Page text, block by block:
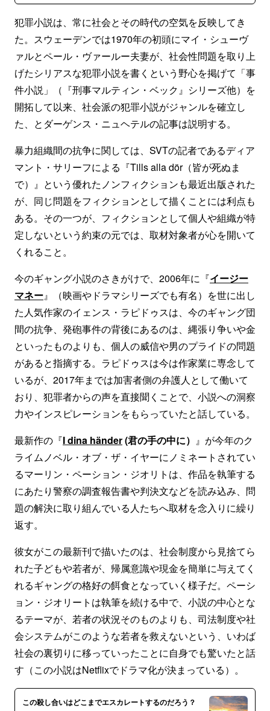
犯罪小説は、常に社会とその時代の空気を反映してき
た。スウェーデンでは1970年の初頭にマイ・シューヴ
ァルとペール・ヴァールー夫妻が、社会性問題を取り上
げたシリアスな犯罪小説を書くという野心を掲げて「事
件小説」（『刑事マルティン・ベック』シリーズ他）を
開拓して以来、社会派の犯罪小説がジャンルを確立し
た、とダーゲンス・ニュヘテルの記事は説明する。
暴力組織間の抗争に関しては、SVTの記者であるディア
マント・サリーフによる『Tills alla dör（皆が死ぬま
で）』という優れたノンフィクションも最近出版された
が、同じ問題をフィクションとして描くことには利点も
ある。その一つが、フィクションとして個人や組織が特
定しないという約束の元では、取材対象者が心を開いて
くれること。
今のギャング小説のさきがけで、2006年に『イージー
マネー』（映画やドラマシリーズでも有名）を世に出し
た人気作家のイェンス・ラピドゥスは、今のギャング団
間の抗争、発砲事件の背後にあるのは、縄張り争いや金
といったものよりも、個人の威信や男のプライドの問題
があると指摘する。ラピドゥスは今は作家業に専念して
いるが、2017年までは加害者側の弁護人として働いて
おり、犯罪者からの声を直接聞くことで、小説への洞察
力やインスピレーションをもらっていたと話している。
最新作の『I dina händer(君の手の中に） 』が今年のク
ライムノベル・オブ・ザ・イヤーにノミネートされてい
るマーリン・ペーション・ジオリトは、作品を執筆する
にあたり警察の調査報告書や判決文などを読み込み、問
題の解決に取り組んでいる人たちへ取材を念入りに繰り
返す。
彼女がこの最新刊で描いたのは、社会制度から見捨てら
れた子どもや若者が、帰属意識や現金を簡単に与えてく
れるギャングの格好の餌食となっていく様子だ。ペーシ
ョン・ジオリートは執筆を続ける中で、小説の中心とな
るテーマが、若者の状況そのものよりも、司法制度や社
会システムがこのような若者を救えないという、いわば
社会の裏切りに移っていったことに自身でも驚いたと話
す（この小説はNetflixでドラマ化が決まっている）。
この殺し合いはどこまでエスカレートするのだろう？